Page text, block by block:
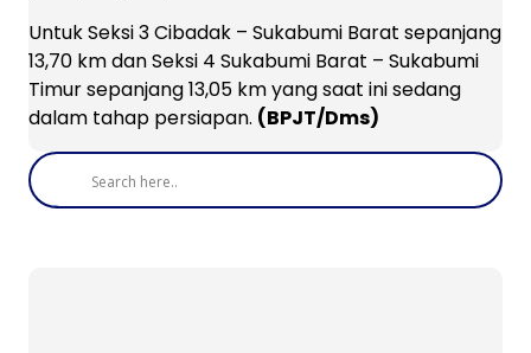
Untuk Seksi 3 Cibadak – Sukabumi Barat sepanjang
13,70 km dan Seksi 4 Sukabumi Barat – Sukabumi
Timur sepanjang 13,05 km yang saat ini sedang
dalam tahap persiapan. (BPJT/Dms)